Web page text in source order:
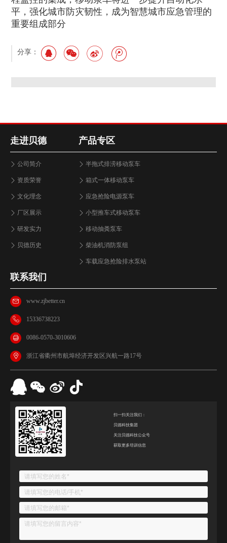
平，强化城市防灾韧性，成为智慧城市应急管理的
重要组成部分
分享：
走进贝德
公司简介
资质荣誉
文化理念
厂区展示
研发实力
贝德历史
产品专区
半拖式排涝移动泵车
箱式一体移动泵车
应急抢险电源泵车
小型推车式移动泵车
移动抽粪泵车
柴油机消防泵组
车载应急抢险排水泵站
联系我们
www.zjbetter.cn
15336738223
0086-0570-3010606
浙江省衢州市航埠经济开发区兴航一路17号
扫一扫关注我们：
贝德科技集团
关注贝德科技公众号
获取更多培训信息